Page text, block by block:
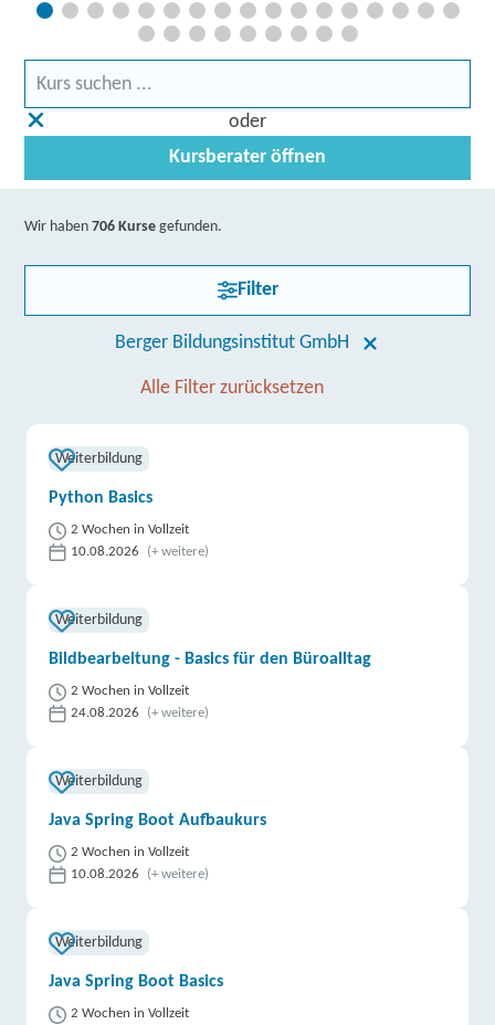
oder
Kursberater öffnen
Wir haben706 Kurse gefunden.
Filter
Berger Bildungsinstitut GmbH
Alle Filter zurücksetzen
Weiterbildung
Python Basics
2 Wochen in Vollzeit
10.08.2026
(+ weitere)
Weiterbildung
Bildbearbeitung - Basics für den Büroalltag
2 Wochen in Vollzeit
24.08.2026
(+ weitere)
Weiterbildung
Java Spring Boot Aufbaukurs
2 Wochen in Vollzeit
10.08.2026
(+ weitere)
Weiterbildung
Java Spring Boot Basics
2 Wochen in Vollzeit